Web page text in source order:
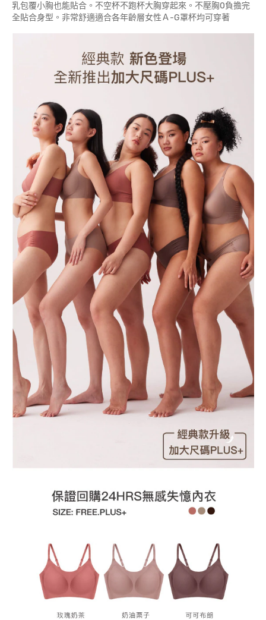
乳包覆小胸也能貼合。不空杯不跑杯大胸穿起來。不壓胸0負擔完
全貼合身型。非常舒適適合各年齡層女性Ａ-G罩杯均可穿著